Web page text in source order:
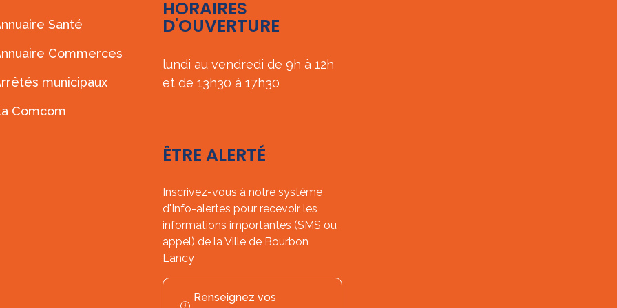
Santé
Commerces
municipaux
Comcom
HORAIRES
D'OUVERTURE
lundi au vendredi de 9h à 12h
et de 13h30 à 17h30
ÊTRE ALERTÉ
Inscrivez-vous à notre système
d'Info-alertes pour recevoir les
informations importantes (SMS ou
appel) de la Ville de Bourbon
Lancy
Renseignez vos